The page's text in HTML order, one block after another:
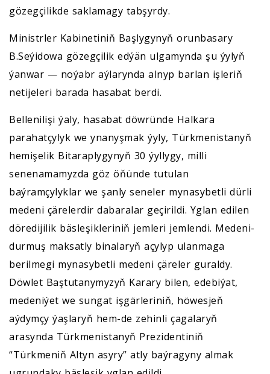
gözegçilikde saklamagy tabşyrdy.
Ministrler Kabinetiniň Başlygynyň orunbasary
B.Seýidowa gözegçilik edýän ulgamynda şu ýylyň
ýanwar — noýabr aýlarynda alnyp barlan işleriň
netijeleri barada hasabat berdi.
Bellenilişi ýaly, hasabat döwründe Halkara
parahatçylyk we ynanyşmak ýyly, Türkmenistanyň
hemişelik Bitaraplygynyň 30 ýyllygy, milli
senenamamyzda göz öňünde tutulan
baýramçylyklar we şanly seneler mynasybetli dürli
medeni çärelerdir dabaralar geçirildi. Yglan edilen
döredijilik bäsleşikleriniň jemleri jemlendi. Medeni-
durmuş maksatly binalaryň açylyp ulanmaga
berilmegi mynasybetli medeni çäreler guraldy.
Döwlet Baştutanymyzyň Karary bilen, edebiýat,
medeniýet we sungat işgärleriniň, höwesjeň
aýdymçy ýaşlaryň hem-de zehinli çagalaryň
arasynda Türkmenistanyň Prezidentiniň
“Türkmeniň Altyn asyry” atly baýragyny almak